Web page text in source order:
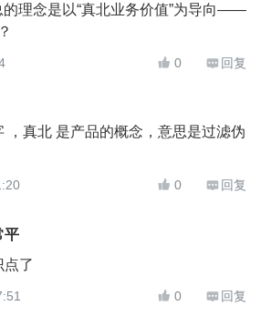
的理念是以“真北业务价值”为导向——
 0  回复
，真北 是产品的概念，意思是过滤伪
 0  回复
平
点了
 0  回复